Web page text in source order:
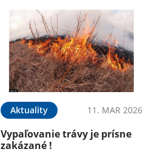
Aktuality 11. MAR 2026
Vypaľovanie trávy je prísne
zakázané !